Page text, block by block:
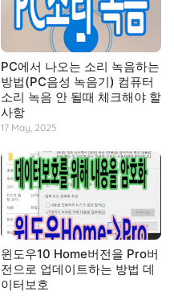
PC에서 나오는 소리 녹음하는
방법(PC음성 녹음기) 컴퓨터
소리 녹음 안 될때 체크해야 할
사항
17 May, 2025
윈도우10 Home버전을 Pro버
전으로 업데이트하는 방법 데
이터보호